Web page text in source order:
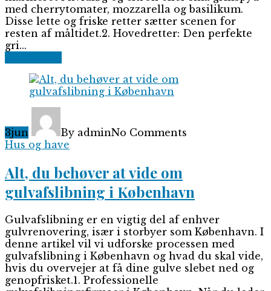
med cherrytomater, mozzarella og basilikum.
Disse lette og friske retter sætter scenen for
resten af måltidet.2. Hovedretter: Den perfekte
gri...
3jun By adminNo Comments
Hus og have
Alt, du behøver at vide om
gulvafslibning i København
Gulvafslibning er en vigtig del af enhver
gulvrenovering, især i storbyer som København. I
denne artikel vil vi udforske processen med
gulvafslibning i København og hvad du skal vide,
hvis du overvejer at få dine gulve slebet ned og
genopfrisket.1. Professionelle